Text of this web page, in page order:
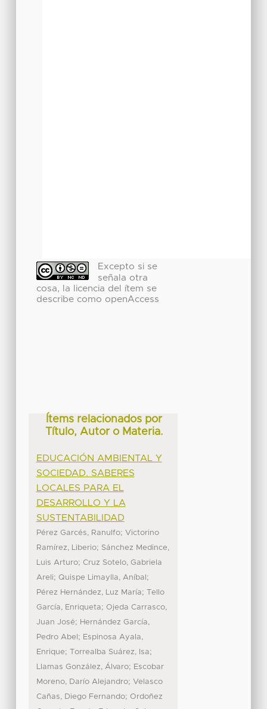
Excepto si se
señala otra
cosa, la licencia del ítem se
describe como openAccess
Ítems relacionados por
Título, Autor o Materia.
EDUCACIÓN AMBIENTAL Y
SOCIEDAD. SABERES
LOCALES PARA EL
DESARROLLO Y LA
SUSTENTABILIDAD
Pérez Garcés, Ranulfo; Victorino
Ramírez, Liberio; Sánchez Medince,
Luis Arturo; Cruz Sotelo, Gabriela
Areli; Quispe Limaylla, Aníbal ;
Pérez Hernández, Luz María; Tello
García, Enriqueta; Ojeda Carrasco,
Juan José; Hernández García,
Pedro Abel ; Espinosa Ayala,
Enrique; Torrealba Suárez, Isa;
Llamas González, Álvaro; Escobar
Moreno, Darío Alejandro; Velasco
Cañas, Diego Fernando; Ordoñez